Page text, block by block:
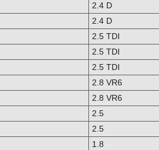
2.4 D
2.4 D
2.5 TDI
2.5 TDI
2.5 TDI
2.8 VR6
2.8 VR6
2.5
2.5
1.8